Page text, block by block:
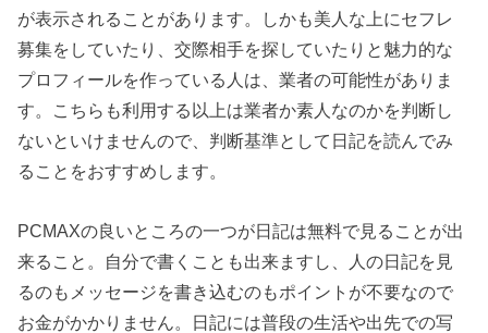
が表示されることがあります。しかも美人な上にセフレ
募集をしていたり、交際相手を探していたりと魅力的な
プロフィールを作っている人は、業者の可能性がありま
す。こちらも利用する以上は業者か素人なのかを判断し
ないといけませんので、判断基準として日記を読んでみ
ることをおすすめします。
PCMAXの良いところの一つが日記は無料で見ることが出
来ること。自分で書くことも出来ますし、人の日記を見
るのもメッセージを書き込むのもポイントが不要なので
お金がかかりません。日記には普段の生活や出先での写